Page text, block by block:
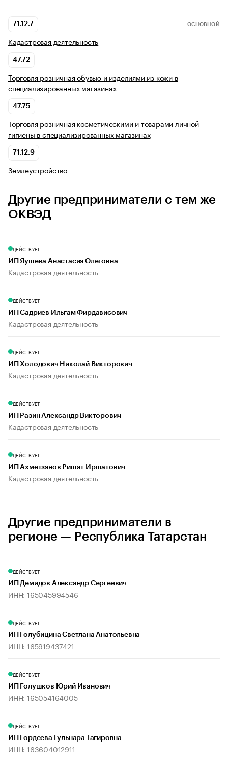
71.12.7 ОСНОВНОЙ
Кадастровая деятельность
47.72
Торговля розничная обувью и изделиями из кожи в
специализированных магазинах
47.75
Торговля розничная косметическими и товарами личной
гигиены в специализированных магазинах
71.12.9
Землеустройство
Другие предприниматели с тем же
ОКВЭД
ДЕЙСТВУЕТ
ИП Яушева Анастасия Олеговна
Кадастровая деятельность
ДЕЙСТВУЕТ
ИП Садриев Ильгам Фирдависович
Кадастровая деятельность
ДЕЙСТВУЕТ
ИП Холодович Николай Викторович
Кадастровая деятельность
ДЕЙСТВУЕТ
ИП Разин Александр Викторович
Кадастровая деятельность
ДЕЙСТВУЕТ
ИП Ахметзянов Ришат Иршатович
Кадастровая деятельность
Другие предприниматели в
регионе — Республика Татарстан
ДЕЙСТВУЕТ
ИП Демидов Александр Сергеевич
ИНН: 165045994546
ДЕЙСТВУЕТ
ИП Голубицина Светлана Анатольевна
ИНН: 165919437421
ДЕЙСТВУЕТ
ИП Голушков Юрий Иванович
ИНН: 165054164005
ДЕЙСТВУЕТ
ИП Гордеева Гульнара Тагировна
ИНН: 163604012911